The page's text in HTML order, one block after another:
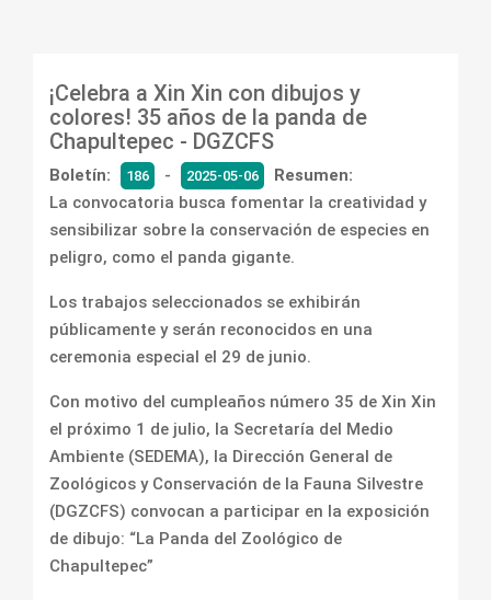
¡Celebra a Xin Xin con dibujos y
colores! 35 años de la panda de
Chapultepec - DGZCFS
Boletín: 186 - 2025-05-06
Resumen:
La convocatoria busca fomentar la creatividad y
sensibilizar sobre la conservación de especies en
peligro, como el panda gigante.
Los trabajos seleccionados se exhibirán
públicamente y serán reconocidos en una
ceremonia especial el 29 de junio.
Con motivo del cumpleaños número 35 de Xin Xin
el próximo 1 de julio, la Secretaría del Medio
Ambiente (SEDEMA), la Dirección General de
Zoológicos y Conservación de la Fauna Silvestre
(DGZCFS) convocan a participar en la exposición
de dibujo: “La Panda del Zoológico de
Chapultepec”